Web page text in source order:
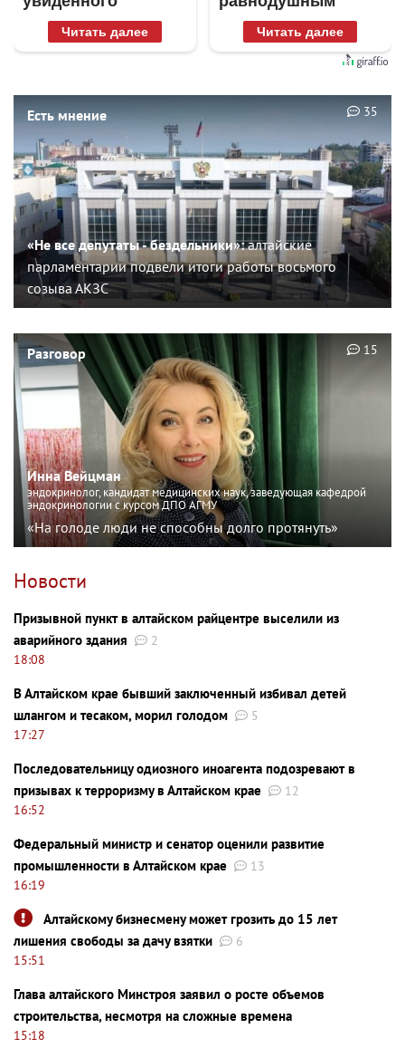
Читать далее Читать далее
Есть мнение
«Не все депутаты - бездельники»:алтайские
парламентарии подвели итоги работы восьмого
созыва АКЗС
35
Разговор
Инна Вейцман
эндокринолог, кандидат медицинских наук, заведующая кафедрой
эндокринологии с курсом ДПО АГМУ
«На голоде люди не способны долго протянуть»
15
Новости
Призывной пункт в алтайском райцентре выселили из
аварийного здания
2
18:08
В Алтайском крае бывший заключенный избивал детей
шлангом и тесаком, морил голодом
5
17:27
Последовательницу одиозного иноагента подозревают в
призывах к терроризму в Алтайском крае
12
16:52
Федеральный министр и сенатор оценили развитие
промышленности в Алтайском крае
13
16:19
Алтайскому бизнесмену может грозить до 15 лет
лишения свободы за дачу взятки
6
15:51
Глава алтайского Минстроя заявил о росте объемов
строительства, несмотря на сложные времена
15:18